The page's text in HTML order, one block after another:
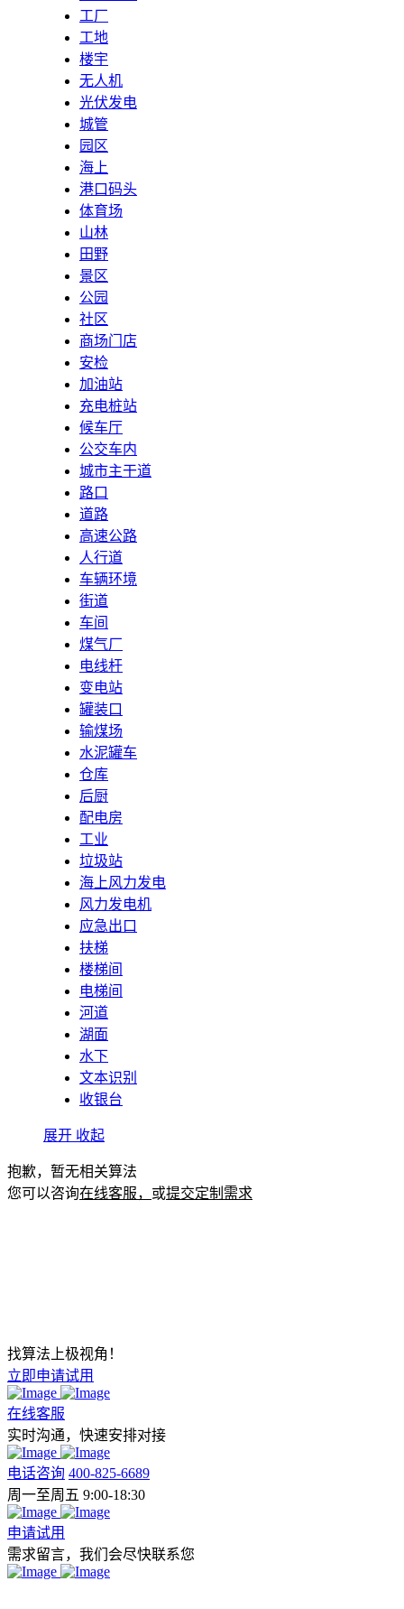
工厂
工地
楼宇
无人机
光伏发电
城管
园区
海上
港口码头
体育场
山林
田野
景区
公园
社区
商场门店
安检
加油站
充电桩站
候车厅
公交车内
城市主干道
路口
道路
高速公路
人行道
车辆环境
街道
车间
煤气厂
电线杆
变电站
罐装口
输煤场
水泥罐车
仓库
后厨
配电房
工业
垃圾站
海上风力发电
风力发电机
应急出口
扶梯
楼梯间
电梯间
河道
湖面
水下
文本识别
收银台
展开 收起
抱歉，暂无相关算法
您可以咨询在线客服， 或提交定制需求
找算法上极视角！
立即申请试用
在线客服
实时沟通，快速安排对接
电话咨询 400-825-6689
周一至周五 9:00-18:30
申请试用
需求留言，我们会尽快联系您